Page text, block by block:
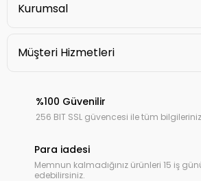
Kurumsal
Müşteri Hizmetleri
%100 Güvenilir
256 BIT SSL güvencesi ile tüm
Para iadesi
Memnun kalmadığınız ürünleri 15 iş
edebilirsiniz.